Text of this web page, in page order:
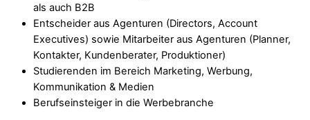
als auch B2B
Entscheider aus Agenturen (Directors, Account
Executives) sowie Mitarbeiter aus Agenturen (Planner,
Kontakter, Kundenberater, Produktioner)
Studierenden im Bereich Marketing, Werbung,
Kommunikation & Medien
Berufseinsteiger in die Werbebranche